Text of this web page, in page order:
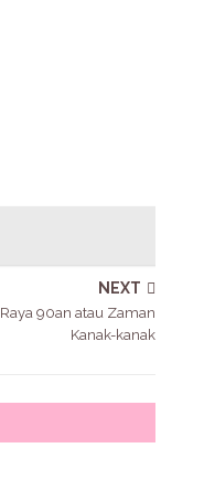
NEXT
90an atau Zaman
Kanak-kanak